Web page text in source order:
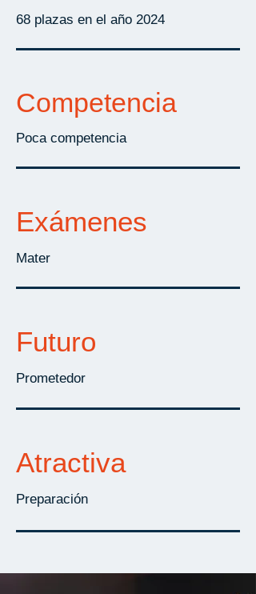
68 plazas en el año 2024
Competencia
Poca competencia
Exámenes
Mater
Futuro
Prometedor
Atractiva
Preparación